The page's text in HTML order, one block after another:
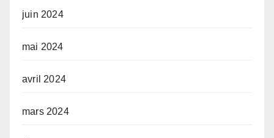
juin 2024
mai 2024
avril 2024
mars 2024